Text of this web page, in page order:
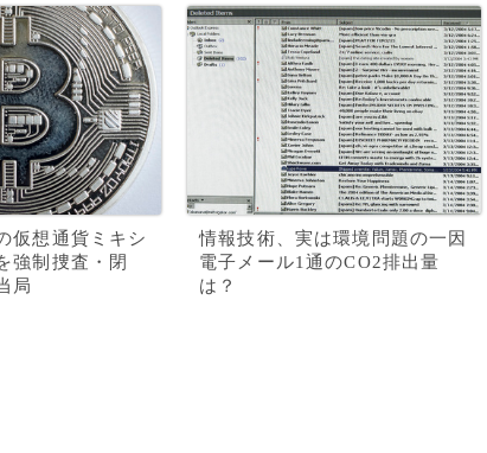
仮想通貨ミキシ
強制捜査・閉
局
情報技術、実は環境問題の一因
電子メール1通のCO2排出量
は？